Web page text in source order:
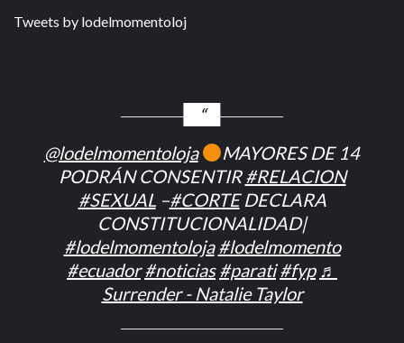
Tweets by lodelmomentoloj
@lodelmomentoloja
MAYORES DE 14
PODRÁN CONSENTIR#RELACION
#SEXUAL–#CORTEDECLARA
CONSTITUCIONALIDAD|
#lodelmomentoloja #lodelmomento
#ecuador #noticias #parati #fyp ♬
Surrender - Natalie Taylor